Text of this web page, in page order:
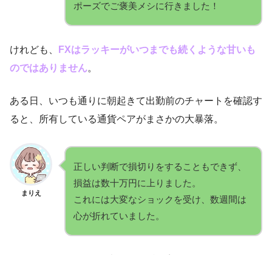
ポーズでご褒美メシに行きました！
けれども、
FXはラッキーがいつまでも続くような甘いも
のではありません。
ある日、いつも通りに朝起きて出勤前のチャートを確認す
ると、所有している通貨ペアがまさかの大暴落。
まりえ
正しい判断で損切りをすることもできず、
損益は数十万円に上りました。
これには大変なショックを受け、数週間は
心が折れていました。